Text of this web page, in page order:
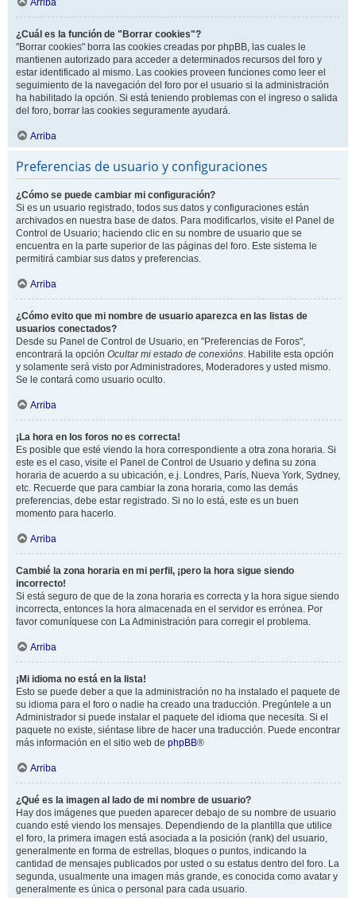
Arriba
¿Cuál es la función de "Borrar cookies"?
"Borrar cookies" borra las cookies creadas por phpBB, las cuales le
mantienen autorizado para acceder a determinados recursos del foro y
estar identificado al mismo. Las cookies proveen funciones como leer el
seguimiento de la navegación del foro por el usuario si la administración
ha habilitado la opción. Si está teniendo problemas con el ingreso o salida
del foro, borrar las cookies seguramente ayudará.
Arriba
Preferencias de usuario y configuraciones
¿Cómo se puede cambiar mi configuración?
Si es un usuario registrado, todos sus datos y configuraciones están
archivados en nuestra base de datos. Para modificarlos, visite el Panel de
Control de Usuario; haciendo clic en su nombre de usuario que se
encuentra en la parte superior de las páginas del foro. Este sistema le
permitirá cambiar sus datos y preferencias.
Arriba
¿Cómo evito que mi nombre de usuario aparezca en las listas de
usuarios conectados?
Desde su Panel de Control de Usuario, en "Preferencias de Foros",
encontrará la opción Ocultar mi estado de conexións. Habilite esta opción
y solamente será visto por Administradores, Moderadores y usted mismo.
Se le contará como usuario oculto.
Arriba
¡La hora en los foros no es correcta!
Es posible que esté viendo la hora correspondiente a otra zona horaria. Si
este es el caso, visite el Panel de Control de Usuario y defina su zona
horaria de acuerdo a su ubicación, e.j. Londres, París, Nueva York, Sydney,
etc. Recuerde que para cambiar la zona horaria, como las demás
preferencias, debe estar registrado. Si no lo está, este es un buen
momento para hacerlo.
Arriba
Cambié la zona horaria en mi perfil, ¡pero la hora sigue siendo
incorrecto!
Si está seguro de que de la zona horaria es correcta y la hora sigue siendo
incorrecta, entonces la hora almacenada en el servidor es errónea. Por
favor comuníquese con La Administración para corregir el problema.
Arriba
¡Mi idioma no está en la lista!
Esto se puede deber a que la administración no ha instalado el paquete de
su idioma para el foro o nadie ha creado una traducción. Pregúntele a un
Administrador si puede instalar el paquete del idioma que necesita. Si el
paquete no existe, siéntase libre de hacer una traducción. Puede encontrar
más información en el sitio web de phpBB®
Arriba
¿Qué es la imagen al lado de mi nombre de usuario?
Hay dos imágenes que pueden aparecer debajo de su nombre de usuario
cuando esté viendo los mensajes. Dependiendo de la plantilla que utilice
el foro, la primera imagen está asociada a la posición (rank) del usuario,
generalmente en forma de estrellas, bloques o puntos, indicando la
cantidad de mensajes publicados por usted o su estatus dentro del foro. La
segunda, usualmente una imagen más grande, es conocida como avatar y
generalmente es única o personal para cada usuario.